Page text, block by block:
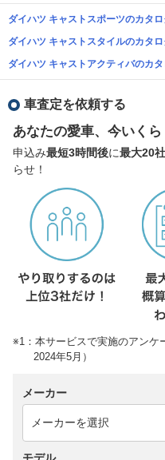
ダイハツ キャストスポーツのカタ
ダイハツ キャストスタイルのカタ
ダイハツ キャストアクティバのカ
車査定を依頼する
あなたの愛車、今いくら
申込み最短3時間後に最大20社
らせ！
※1：本サービスで実施のアンケ
2024年5月）
メーカー